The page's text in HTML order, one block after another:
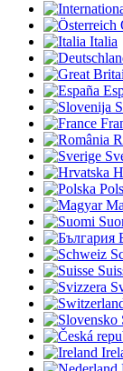
Italia